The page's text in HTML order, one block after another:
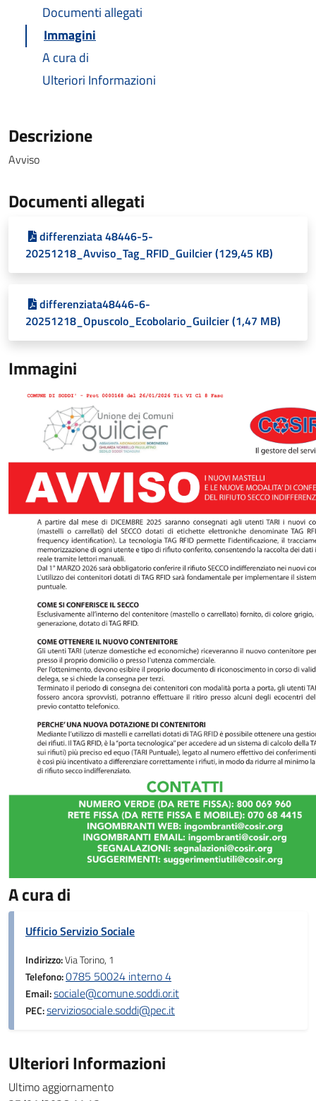
Documenti allegati
Immagini
A cura di
Ulteriori Informazioni
Descrizione
Avviso
Documenti allegati
differenziata 48446-5-
20251218_Avviso_Tag_RFID_Guilcier (129,45 KB)
differenziata48446-6-
20251218_Opuscolo_Ecobolario_Guilcier (1,47 MB)
Immagini
A cura di
Ufficio Servizio Sociale
Indirizzo:Via Torino, 1
Telefono:0785 50024 interno 4
Email:sociale@comune.soddi.or.it
PEC:serviziosociale.soddi@pec.it
Ulteriori Informazioni
Ultimo aggiornamento